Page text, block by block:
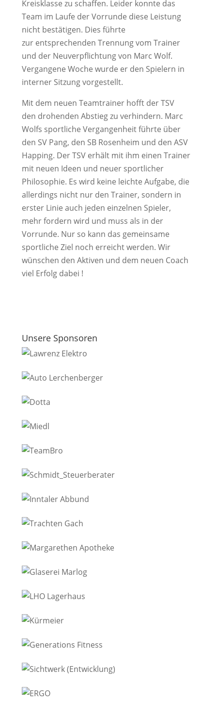
Kreisklasse zu schaffen. Leider konnte das
Team im Laufe der Vorrunde diese Leistung
nicht bestätigen. Dies führte
zur entsprechenden Trennung vom Trainer
und der Neuverpflichtung von Marc Wolf.
Vergangene Woche wurde er den Spielern in
interner Sitzung vorgestellt.
Mit dem neuen Teamtrainer hofft der TSV
den drohenden Abstieg zu verhindern. Marc
Wolfs sportliche Vergangenheit führte über
den SV Pang, den SB Rosenheim und den ASV
Happing. Der TSV erhält mit ihm einen Trainer
mit neuen Ideen und neuer sportlicher
Philosophie. Es wird keine leichte Aufgabe, die
allerdings nicht nur den Trainer, sondern in
erster Linie auch jeden einzelnen Spieler,
mehr fordern wird und muss als in der
Vorrunde. Nur so kann das gemeinsame
sportliche Ziel noch erreicht werden. Wir
wünschen den Aktiven und dem neuen Coach
viel Erfolg dabei !
Unsere Sponsoren